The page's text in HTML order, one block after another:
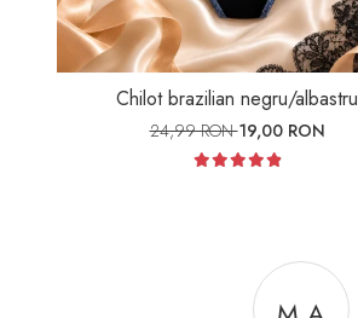
Chilot brazilian negru/albastru
24,99 RON19,00 RON